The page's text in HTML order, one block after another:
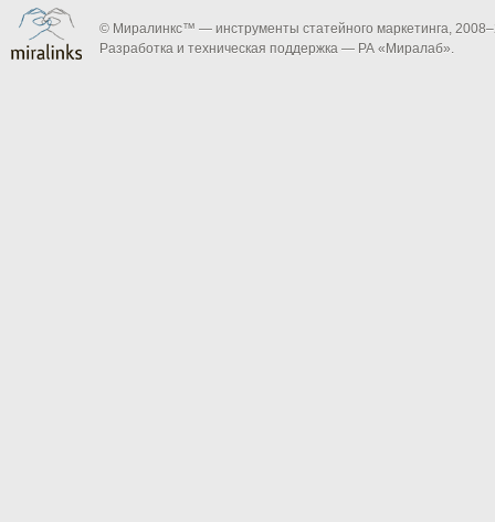
© Миралинкс™ — инструменты статейного маркетинга, 2008–
Разработка и техническая поддержка — РА «Миралаб».